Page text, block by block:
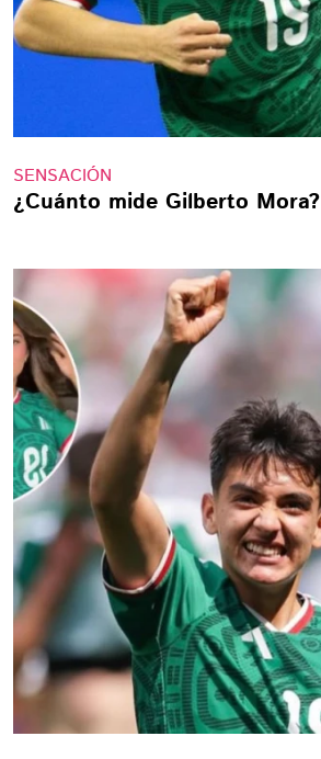
SENSACIÓN
¿Cuánto mide Gilberto Mora?